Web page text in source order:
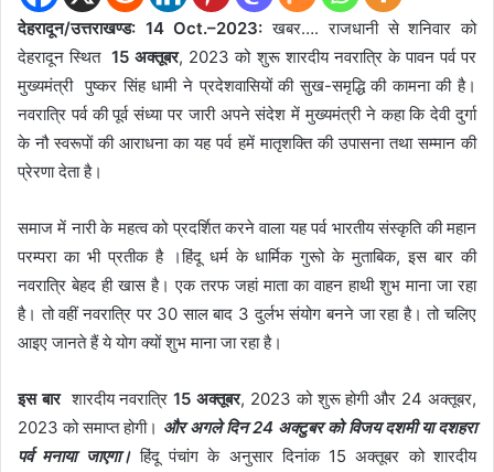
देहरादून/उत्तराखण्ड: 14 Oct.–2023: खबर…. राजधानी से शनिवार को
देहरादून स्थित15 अक्तूबर, 2023 को शुरू शारदीय नवरात्रि के पावन पर्व पर
मुख्यमंत्री पुष्कर सिंह धामी ने प्रदेशवासियों की सुख-समृद्धि की कामना की है।
नवरात्रि पर्व की पूर्व संध्या पर जारी अपने संदेश में मुख्यमंत्री ने कहा कि देवी दुर्गा
के नौ स्वरूपों की आराधना का यह पर्व हमें मातृशक्ति की उपासना तथा सम्मान की
प्रेरणा देता है।
समाज में नारी के महत्व को प्रदर्शित करने वाला यह पर्व भारतीय संस्कृति की महान
परम्परा का भी प्रतीक है ।हिंदू धर्म के धार्मिक गुरूो के मुताबिक, इस बार की
नवरात्रि बेहद ही खास है। एक तरफ जहां माता का वाहन हाथी शुभ माना जा रहा
है। तो वहीं नवरात्रि पर 30 साल बाद 3 दुर्लभ संयोग बनने जा रहा है। तो चलिए
आइए जानते हैं ये योग क्यों शुभ माना जा रहा है।
इस बारशारदीय नवरात्रि15 अक्तूबर, 2023 को शुरू होगी और 24 अक्तूबर,
2023 को समाप्त होगी। और अगले दिन 24 अक्टुबर को विजय दशमी या दशहरा
पर्व मनाया जाएगा।हिंदू पंचांग के अनुसार दिनांक 15 अक्तूबर को शारदीय